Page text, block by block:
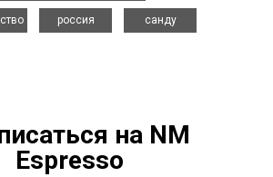
россия
санду
на NM
Espresso